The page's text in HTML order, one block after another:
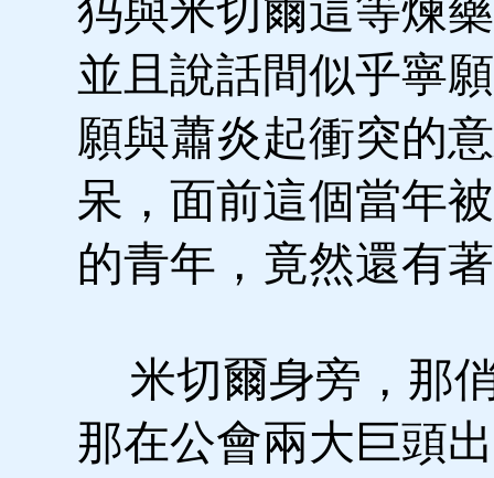
犸與米切爾這等煉
並且說話間似乎寧
願與蕭炎起衝突的
呆，面前這個當年
的青年，竟然還有
米切爾身旁，那
那在公會兩大巨頭